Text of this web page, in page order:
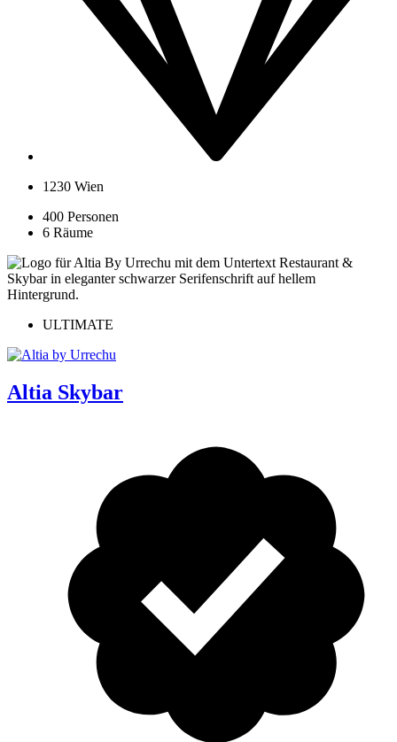
1230 Wien
400 Personen
6 Räume
ULTIMATE
Altia Skybar